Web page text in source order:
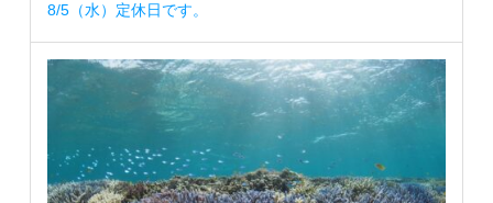
8/5（水）定休日です。